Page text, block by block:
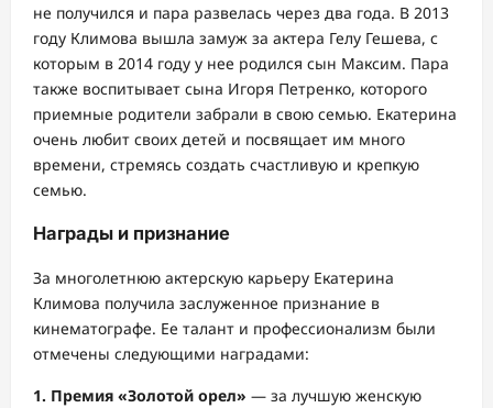
не получился и пара развелась через два года. В 2013
году Климова вышла замуж за актера Гелу Гешева, с
которым в 2014 году у нее родился сын Максим. Пара
также воспитывает сына Игоря Петренко, которого
приемные родители забрали в свою семью. Екатерина
очень любит своих детей и посвящает им много
времени, стремясь создать счастливую и крепкую
семью.
Награды и признание
За многолетнюю актерскую карьеру Екатерина
Климова получила заслуженное признание в
кинематографе. Ее талант и профессионализм были
отмечены следующими наградами:
1. Премия «Золотой орел» — за лучшую женскую